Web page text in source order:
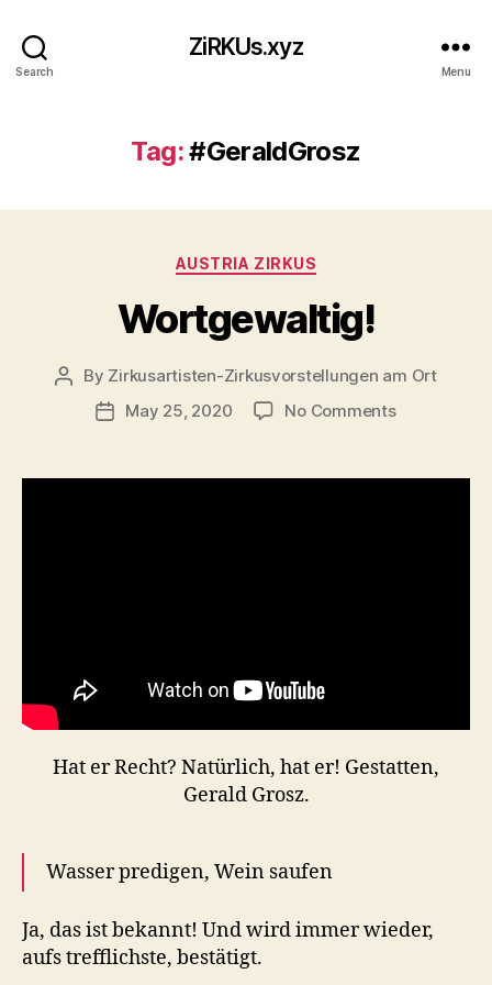
Search
ZiRKUs.xyz
Menu
Tag:#GeraldGrosz
Categories
AUSTRIA ZIRKUS
Wortgewaltig!
Post
author
By Zirkusartisten-Zirkusvorstellungen am Ort
PostMay 25, 2020 No Commentson
Hat er Recht? Natürlich, hat er! Gestatten,
Gerald Grosz.
Wasser predigen, Wein saufen
Ja, das ist bekannt! Und wird immer wieder,
aufs trefflichste, bestätigt.